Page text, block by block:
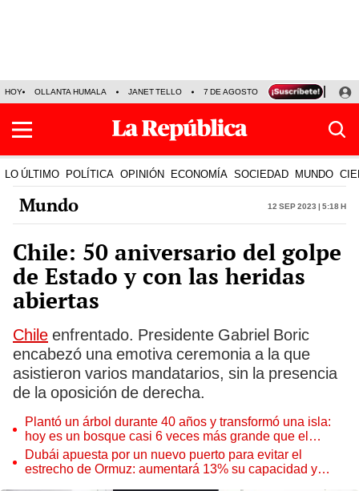
HOY OLLANTA HUMALA JANET TELLO 7 DE AGOSTO TINKA RESULTADOS
LO ÚLTIMO POLÍTICA OPINIÓN ECONOMÍA SOCIEDAD MUNDO
Mundo 12 Sep 2023 | 5:18 h
Chile: 50 aniversario del golpe
de Estado y con las heridas
abiertas
Chile enfrentado. Presidente Gabriel Boric
encabezó una emotiva ceremonia a la que
asistieron varios mandatarios, sin la presencia
de la oposición de derecha.
Plantó un árbol durante 40 años y transformó una isla:
hoy es un bosque casi 6 veces más grande que el
Parque de las Leyendas
Dubái apuesta por un nuevo puerto para evitar el
estrecho de Ormuz: aumentará 13% su capacidad y